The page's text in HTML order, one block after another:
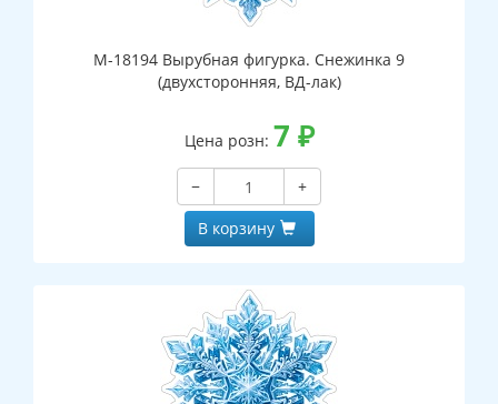
М-18194 Вырубная фигурка. Снежинка 9
(двухсторонняя, ВД-лак)
Цена розн: 7 ₽
−
+
В корзину